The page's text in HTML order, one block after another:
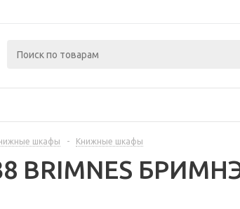
шкафы - Книжные шкафы
BRIMNES